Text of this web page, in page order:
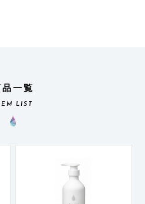
品一覧
LIST